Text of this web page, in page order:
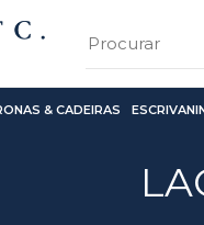
& CADEIRAS